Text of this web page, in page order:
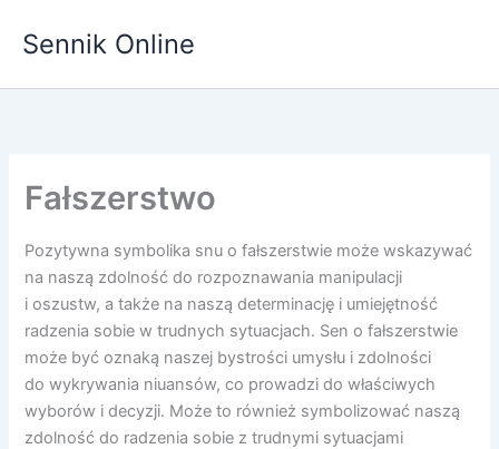
Sennik Online
Fałszerstwo
Pozytywna symbolika snu o fałszerstwie może wskazywać
na naszą zdolność do rozpoznawania manipulacji
i oszustw, a także na naszą determinację i umiejętność
radzenia sobie w trudnych sytuacjach. Sen o fałszerstwie
może być oznaką naszej bystrości umysłu i zdolności
do wykrywania niuansów, co prowadzi do właściwych
wyborów i decyzji. Może to również symbolizować naszą
zdolność do radzenia sobie z trudnymi sytuacjami